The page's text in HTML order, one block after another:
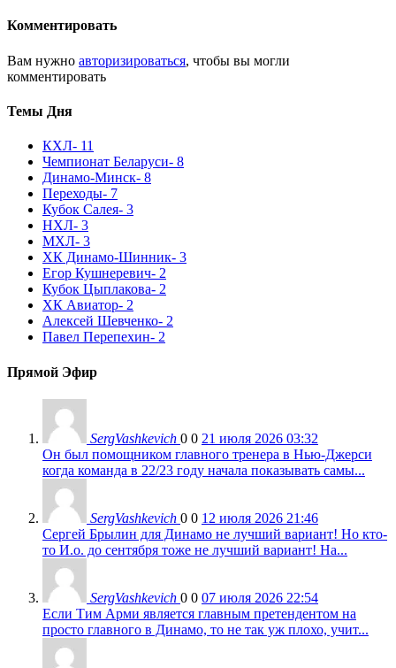
Комментировать
Вам нужно авторизироваться, чтобы вы могли
комментировать
Темы Дня
КХЛ- 11
Чемпионат Беларуси- 8
Динамо-Минск- 8
Переходы- 7
Кубок Салея- 3
НХЛ- 3
МХЛ- 3
ХК Динамо-Шинник- 3
Егор Кушнеревич- 2
Кубок Цыплакова- 2
ХК Авиатор- 2
Алексей Шевченко- 2
Павел Перепехин- 2
Прямой Эфир
SergVashkevich 0 0 21 июля 2026 03:32
Он был помощником главного тренера в Нью-Джерси
когда команда в 22/23 году начала показывать самы...
SergVashkevich 0 0 12 июля 2026 21:46
Сергей Брылин для Динамо не лучший вариант! Но кто-
то И.о. до сентября тоже не лучший вариант! На...
SergVashkevich 0 0 07 июля 2026 22:54
Если Тим Арми является главным претендентом на
просто главного в Динамо, то не так уж плохо, учит...